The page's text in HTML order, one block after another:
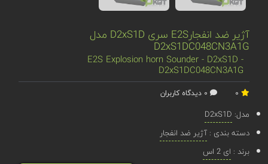
آژیر ضد انفجارE2S سری D2xS1D مدل
D2xS1DC048CN3A1G
E2S Explosion horn Sounder - D2xS1D -
D2xS1DC048CN3A1G
مدل: D2xS1D
دسته بندی :آژیر ضد انفجار
برند : ای 2 اس